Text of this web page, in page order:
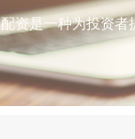
配资是一种为投资